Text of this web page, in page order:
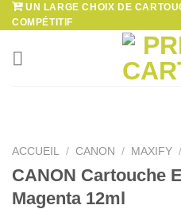
Passer
au
contenu
UN LARGE CHOIX DE
COMPÉTITIF
ACCUEIL / CANON / MAXIFY /
CANON Cartouche
Magenta 12ml